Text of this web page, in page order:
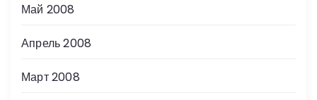
Май 2008
Апрель 2008
Март 2008